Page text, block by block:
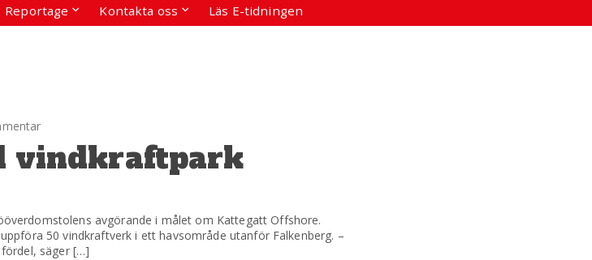
Reportage Kontakta oss Läs E-tidningen
vindkraftpark
avgörande i målet om Kattegatt Offshore.
50 vindkraftverk i ett havsområde utanför Falkenberg. –
säger […]